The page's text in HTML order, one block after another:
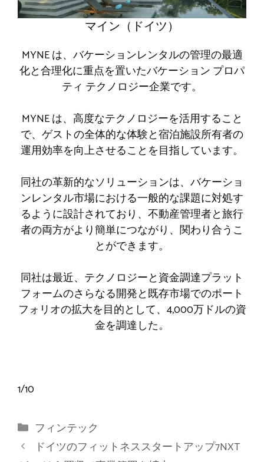
マイン（ドイツ）
MYNE は、バケーションレンタルの管理の最適
化と合理化に重点を置いたバケーション プロパ
ティ テクノロジー企業です。
MYNE は、高度なテクノロジーを活用すること
で、ゲストの全体的な体験と宿泊施設所有者の
運用効率を向上させることを目指しています。
同社の革新的なソリューションは、バケーショ
ンレンタル市場における一般的な課題に対処す
るように設計されており、不動産管理者と旅行
者の両方がより簡単につながり、関わり合うこ
とができます。
同社は最近、テクノロジーと資金調達プラット
フォームのさらなる開発と既存市場でのポート
フォリオの拡大を目的として、4,000万ドルの資
金を調達した。
1/10
カ
テ
ゴ
フィンテック
ドイツのフィットネススタートアップ7NXT